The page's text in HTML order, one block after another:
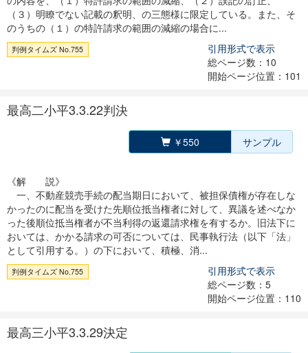
（３）明瞭でない記載の釈明、の三態様に限定している。また、そ
のうちの（１）の特許請求の範囲の減縮の場合に...
判例タイムズ No.755
引用形式で表示
総ページ数：10
開始ページ位置：101
最高二小平3.3.22判決
￥550 サンプル
《解 説》
一、不動産競売手続の配当期日において、被担保債権が存在しな
かったのに配当を受けた先順位抵当権者に対して、異議を述べなか
った後順位抵当権者が不当利得の返還請求権を有するか。旧法下に
おいては、かかる請求の可否については、民事執行法（以下「法」
として引用する。）の下において、積極、消...
判例タイムズ No.755
引用形式で表示
総ページ数：5
開始ページ位置：110
最高三小平3.3.29決定